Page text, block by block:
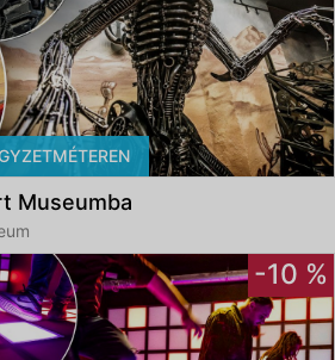
Museumba
-10 %